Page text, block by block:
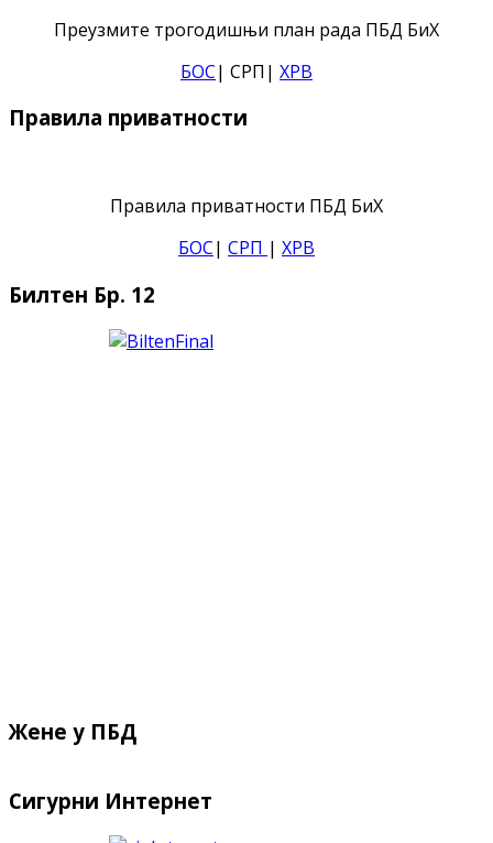
Преузмите трогодишњи план рада ПБД БиХ
БОС| СРП| ХРВ
Правила приватности
Правила приватности ПБД БиХ
БОС| СРП | ХРВ
Билтен Бр. 12
Жене у ПБД
Сигурни Интернет